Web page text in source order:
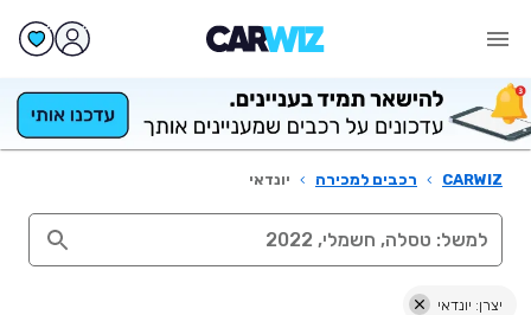
CARWIZ
› רכבים למכירה › יונדאי
יצרן: יונדאי